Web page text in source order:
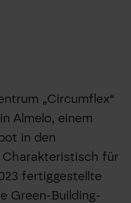
„Circumflex“
Almelo, einem
in den
Charakteristisch für
fertiggestellte
Green-Building-